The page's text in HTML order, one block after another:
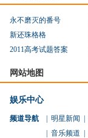
永不磨灭的番号
新还珠格格
2011高考试题答案
网站地图
娱乐中心
频道导航 明星新闻
音乐频道